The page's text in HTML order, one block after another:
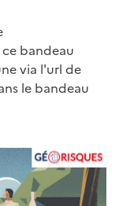
bandeau
via l'url de
le bandeau